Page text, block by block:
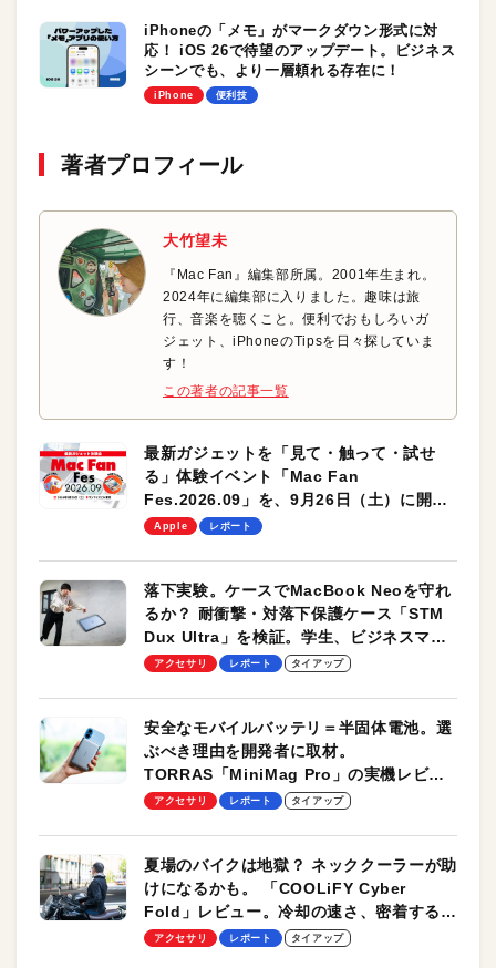
iPhoneの「メモ」がマークダウン形式に対
応！ iOS 26で待望のアップデート。ビジネス
シーンでも、より一層頼れる存在に！
iPhone 便利技
著者プロフィール
大竹望未
『Mac Fan』編集部所属。2001年生まれ。
2024年に編集部に入りました。趣味は旅
行、音楽を聴くこと。便利でおもしろいガ
ジェット、iPhoneのTipsを日々探していま
す！
この著者の記事一覧
最新ガジェットを「見て・触って・試せ
る」体験イベント「Mac Fan
Fes.2026.09」を、9月26日（土）に開催
します！
Apple レポート
落下実験。ケースでMacBook Neoを守れ
るか？ 耐衝撃・対落下保護ケース「STM
Dux Ultra」を検証。学生、ビジネスマン
のモバイルユースに最適！
アクセサリ レポート タイアップ
安全なモバイルバッテリ＝半固体電池。選
ぶべき理由を開発者に取材。
TORRAS「MiniMag Pro」の実機レビュ
ーも
アクセサリ レポート タイアップ
夏場のバイクは地獄？ ネッククーラーが助
けになるかも。 「COOLiFY Cyber
Fold」レビュー。冷却の速さ、密着する冷
却プレート、シンプルな操作性がグッド！
アクセサリ レポート タイアップ